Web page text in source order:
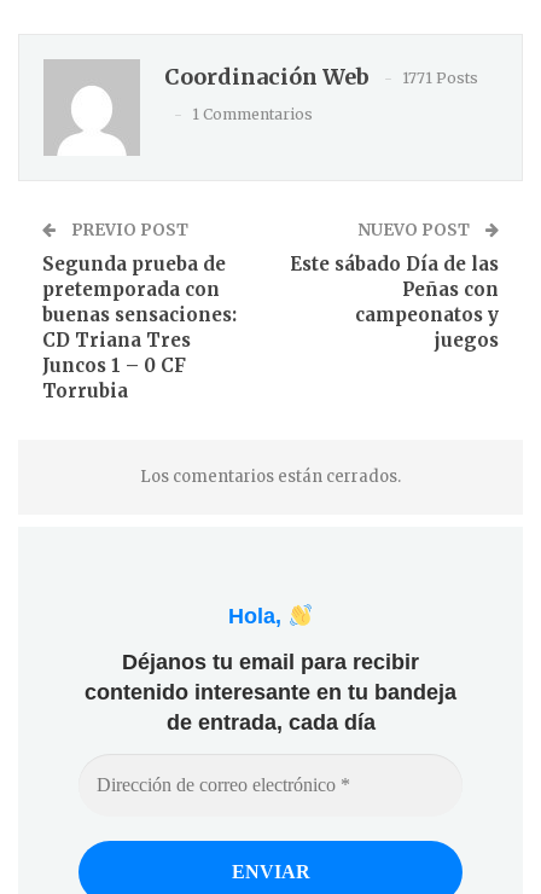
Coordinación Web
1771 Posts
1 Commentarios
PREVIO POST
Segunda prueba de
pretemporada con
buenas sensaciones:
CD Triana Tres
Juncos 1 – 0 CF
Torrubia
NUEVO POST
Este sábado Día de las
Peñas con
campeonatos y
juegos
Los comentarios están cerrados.
Hola,
Déjanos tu email para recibir
contenido interesante en tu bandeja
de entrada, cada día